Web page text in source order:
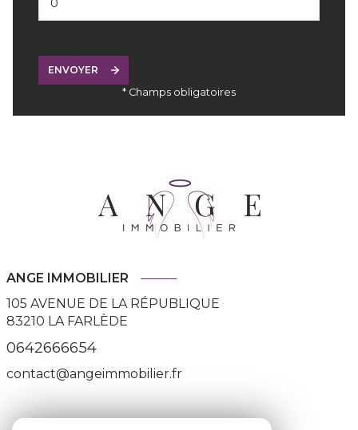
ENVOYER
* Champs obligatoires
ANGE IMMOBILIER
105 AVENUE DE LA RÉPUBLIQUE
83210 LA FARLÈDE
0642666654
contact@angeimmobilier.fr